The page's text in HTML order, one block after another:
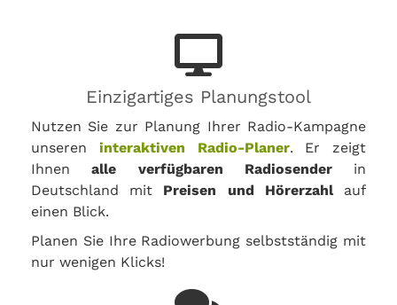
Einzigartiges Planungstool
Nutzen Sie zur Planung Ihrer Radio-Kampagne
unseren interaktiven Radio-Planer. Er zeigt
Ihnenalle verfügbaren Radiosenderin
Deutschland mit Preisen und Hörerzahlauf
einen Blick.
Planen Sie Ihre Radiowerbung selbstständig mit
nur wenigen Klicks!